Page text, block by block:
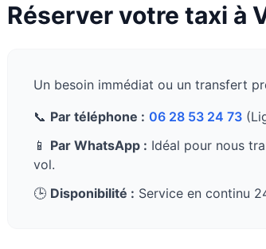
Réserver votre taxi à
Un besoin immédiat ou un transfert
📞 Par téléphone : 06 28 53 24 73
📱 Par WhatsApp : Idéal pour nous
vol.
🕒 Disponibilité : Service en continu